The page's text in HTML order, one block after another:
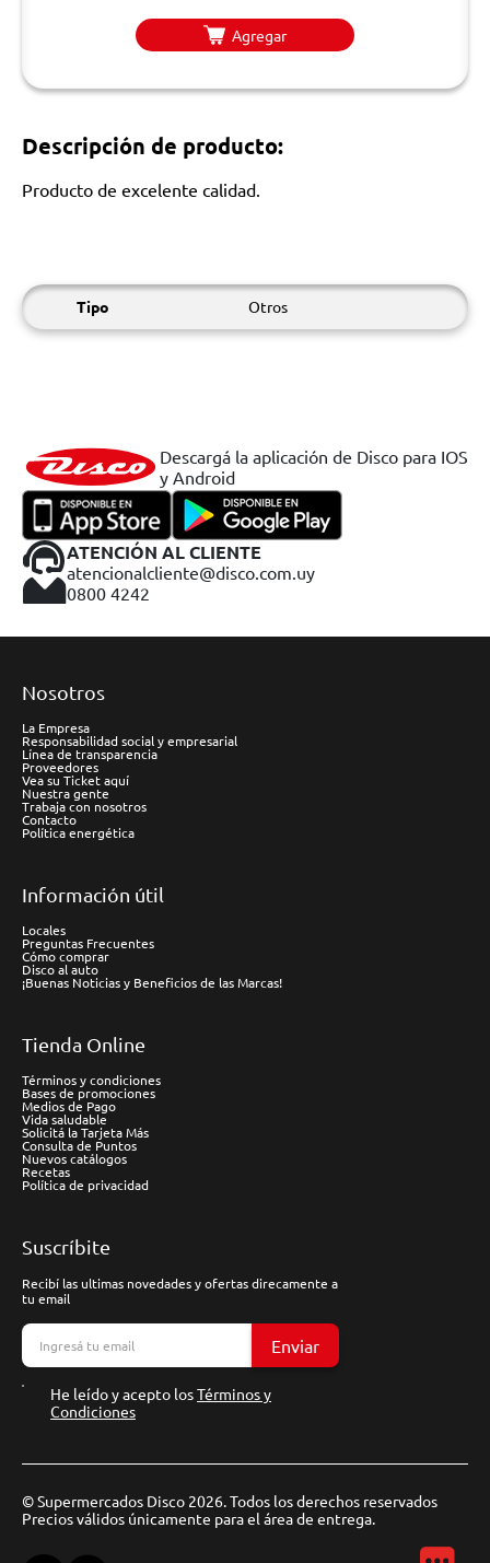
Agregar
Descripción de producto:
Producto de excelente calidad.
Tipo Otros
Descargá la aplicación de Disco para IOS
y Android
ATENCIÓN AL CLIENTE
atencionalcliente@disco.com.uy
0800 4242
Nosotros
La Empresa
Responsabilidad social y empresarial
Línea de transparencia
Proveedores
Vea su Ticket aquí
Nuestra gente
Trabaja con nosotros
Contacto
Política energética
Información útil
Locales
Preguntas Frecuentes
Cómo comprar
Disco al auto
¡Buenas Noticias y Beneficios de las Marcas!
Tienda Online
Términos y condiciones
Bases de promociones
Medios de Pago
Vida saludable
Solicitá la Tarjeta Más
Consulta de Puntos
Nuevos catálogos
Recetas
Política de privacidad
Suscríbite
Recibí las ultimas novedades y ofertas direcamente a
tu email
Enviar
He leído y acepto losTérminos y
Condiciones
© Supermercados Disco 2026. Todos los derechos reservados
Precios válidos únicamente para el área de entrega.